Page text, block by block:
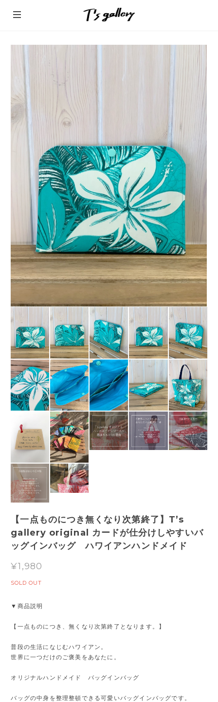
【一点ものにつき無くなり次第終了】T’s
gallery original カードが仕分けしやすいバ
ッグインバッグ ハワイアンハンドメイド
¥1,980
SOLD OUT
▼商品説明
【一点ものにつき、無くなり次第終了となります。】
普段の生活になじむハワイアン。
世界に一つだけのご褒美をあなたに。
オリジナルハンドメイド バッグインバッグ
バッグの中身を整理整頓できる可愛いバッグインバッグです。